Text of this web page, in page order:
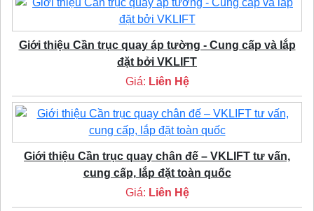
Giới thiệu Cần trục quay áp tường - Cung cấp và lắp
đặt bởi VKLIFT
Giá: Liên Hệ
Giới thiệu Cần trục quay chân đế – VKLIFT tư vấn,
cung cấp, lắp đặt toàn quốc
Giá: Liên Hệ